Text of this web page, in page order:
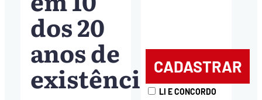
dos 20
anos de
existência LI E CONCORDO